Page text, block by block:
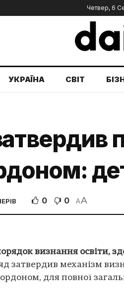
Четвер, 6
УКРАЇНА СВІТ
0 0 AA
визнання освіти,
затвердив механізм
для повної